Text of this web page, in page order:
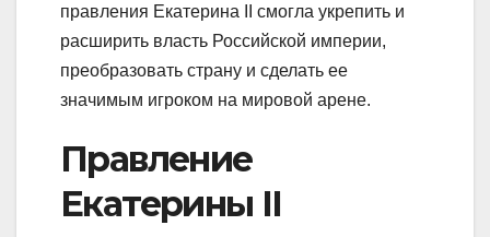
правления Екатерина II смогла укрепить и
расширить власть Российской империи,
преобразовать страну и сделать ее
значимым игроком на мировой арене.
Правление
Екатерины II